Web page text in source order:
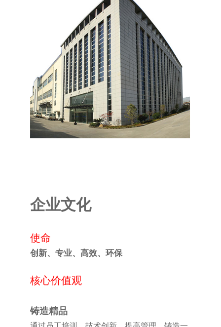
企业文化
使命
创新、专业、高效、环保
核心价值观
铸造精品